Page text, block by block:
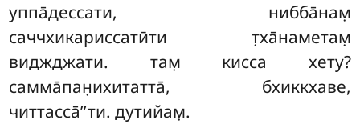
уппа̄дессати, нибба̄нам̣
саччхикариссатӣти т̣ха̄наметам̣
виджджати. там̣ кисса хету?
самма̄пан̣ихитатта̄, бхиккхаве,
читтасса̄’’ти. дутийам̣.